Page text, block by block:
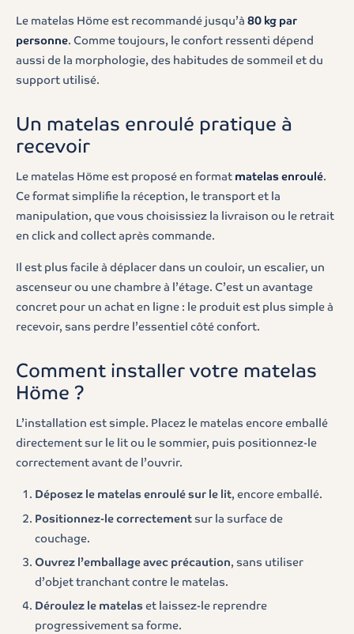
Le matelas Höme est recommandé jusqu’à 80 kg par
personne. Comme toujours, le confort ressenti dépend
aussi de la morphologie, des habitudes de sommeil et du
support utilisé.
Un matelas enroulé pratique à
recevoir
Le matelas Höme est proposé en format matelas enroulé.
Ce format simplifie la réception, le transport et la
manipulation, que vous choisissiez la livraison ou le retrait
en click and collect après commande.
Il est plus facile à déplacer dans un couloir, un escalier, un
ascenseur ou une chambre à l’étage. C’est un avantage
concret pour un achat en ligne : le produit est plus simple à
recevoir, sans perdre l’essentiel côté confort.
Comment installer votre matelas
Höme ?
L’installation est simple. Placez le matelas encore emballé
directement sur le lit ou le sommier, puis positionnez-le
correctement avant de l’ouvrir.
Déposez le matelas enroulé sur le lit, encore emballé.
Positionnez-le correctementsur la surface de
couchage.
Ouvrez l’emballage avec précaution, sans utiliser
d’objet tranchant contre le matelas.
Déroulez le matelaset laissez-le reprendre
progressivement sa forme.